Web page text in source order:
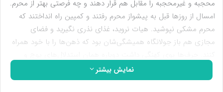
محجبه و غیرمحجبه را مقابل هم قرار دهند و چه فرصتی بهتر از محرم.
امسال از روزها قبل به پیشواز محرم رفتند و کمپین راه انداختند که
محرم مشکی نپوشید. هیات نروید، غذای نذری نگیرید و فضای
مجازی هم باز جولانگاه همیشگی‌شان بود که ذهن‌ها را با خود همراه
آبکی‌شان را آورده بودند و معرکه گرفته بودند که شکاف جدیدی در
ایران‌مان ایجاد کنند. از عزاداری‌های پر شور امسال و روسیاهی‌ای که با
نمایش بیشتر